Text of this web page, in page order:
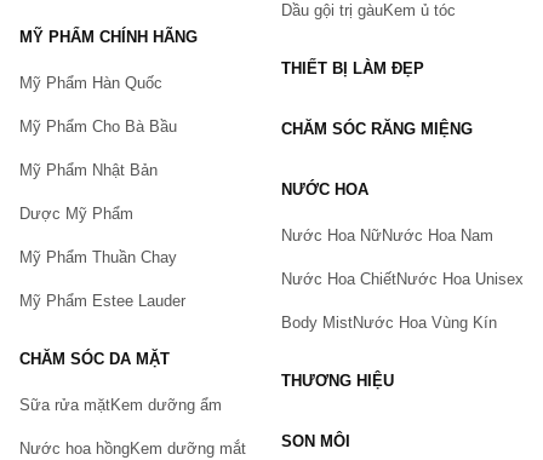
Bạn gặp vấn đề về sản phẩm hay mua hàng?
Hãy báo lỗi cho chúng tôi. Hoặc gọi cho chúng tôi qua số
MỸ PHẨM CHÍNH HÃNG
Mỹ Phẩm Hàn Quốc
Mỹ Phẩm Cho Bà Bầu
Mỹ Phẩm Nhật Bản
Dược Mỹ Phẩm
Mỹ Phẩm Thuần Chay
Mỹ Phẩm Estee Lauder
CHĂM SÓC DA MẶT
Sữa rửa mặtKem dưỡng ẩm
Nước hoa hồngKem dưỡng mắt
Dầu gội trị gàuKem ủ tóc
THIẾT BỊ LÀM ĐẸP
CHĂM SÓC RĂNG MIỆNG
NƯỚC HOA
Nước Hoa NữNước Hoa Nam
Nước Hoa ChiếtNước Hoa Unisex
Body MistNước Hoa Vùng Kín
THƯƠNG HIỆU
SON MÔI